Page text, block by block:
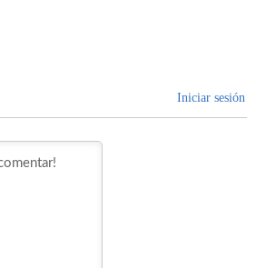
Iniciar sesión